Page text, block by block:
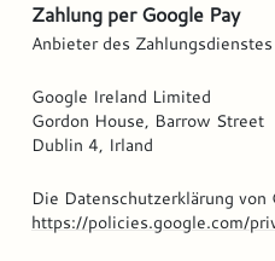
Zahlung perGoogle Pay
Anbieter des
Google Ireland Limited
Gordon House, Barrow Street
Dublin 4, Irland
Die Datenschutzerklärung
https://policies.google.com/